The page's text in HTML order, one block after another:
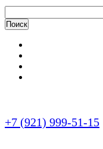
+7 (921) 999-51-15